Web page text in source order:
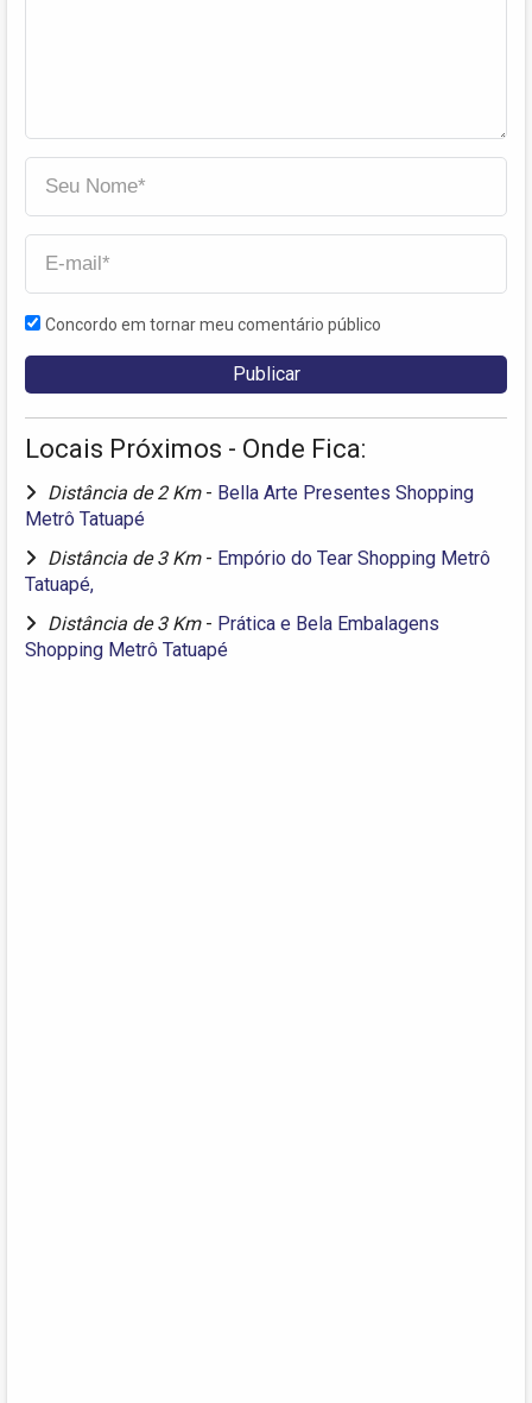
Concordo em tornar meu comentário público
Locais Próximos - Onde Fica:
Distância de 2 Km - Bella Arte Presentes Shopping
Metrô Tatuapé
Distância de 3 Km - Empório do Tear Shopping Metrô
Tatuapé,
Distância de 3 Km - Prática e Bela Embalagens
Shopping Metrô Tatuapé